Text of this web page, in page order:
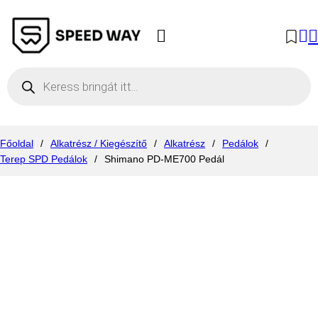
Főoldal / Alkatrész / Kiegészítő / Alkatrész / Pedálok
/
Terep SPD Pedálok
/ Shimano PD-ME700 Pedál